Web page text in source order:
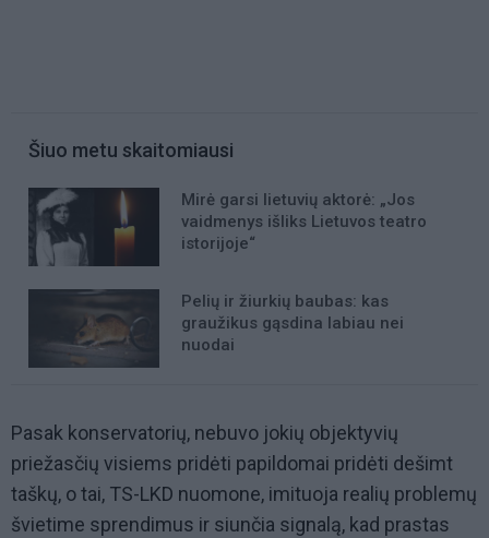
Šiuo metu skaitomiausi
Mirė garsi lietuvių aktorė: „Jos
vaidmenys išliks Lietuvos teatro
istorijoje“
Pelių ir žiurkių baubas: kas
graužikus gąsdina labiau nei
nuodai
Pasak konservatorių, nebuvo jokių objektyvių
priežasčių visiems pridėti papildomai pridėti dešimt
taškų, o tai, TS-LKD nuomone, imituoja realių problemų
švietime sprendimus ir siunčia signalą, kad prastas